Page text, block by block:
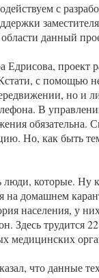
с
данный
Едрисова, проект
с помощью
но и
В
обязательна.
Но, как быть
люди, которые. Ну
на домашнем
населения, у
Здесь трудится
медицинских
что данные